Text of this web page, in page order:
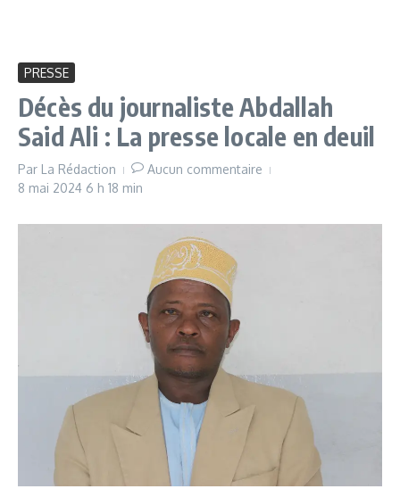
PRESSE
Décès du journaliste Abdallah
Said Ali : La presse locale en deuil
Par La Rédaction
Aucun commentaire
8 mai 2024 6 h 18 min